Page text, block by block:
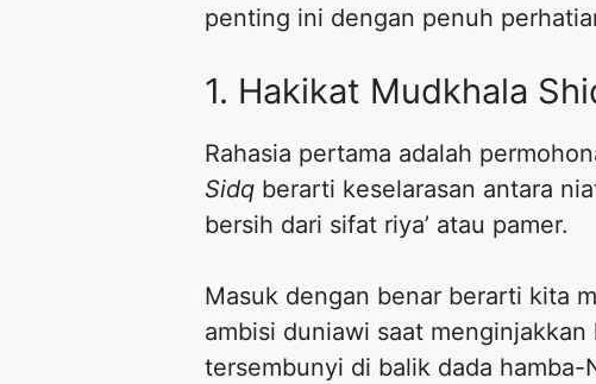
penting ini dengan penuh
1. Hakikat Mudkhala
Rahasia pertama adalah
Sidq berarti keselarasan antara
bersih dari sifat riya’ atau pamer.
Masuk dengan benar berarti kita
ambisi duniawi saat
tersembunyi di balik dada hamba-